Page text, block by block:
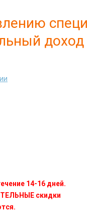
доход
14-16 дней.
скидки